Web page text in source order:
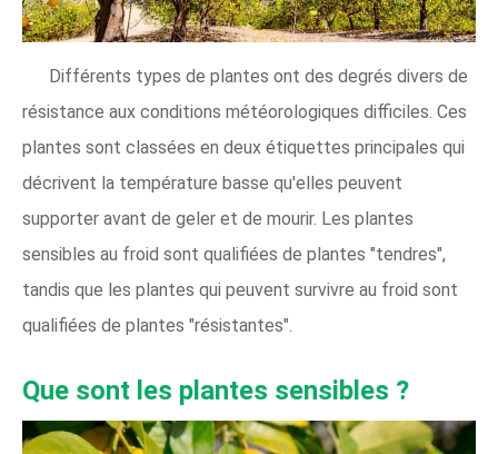
Différents types de plantes ont des degrés divers de
résistance aux conditions météorologiques difficiles. Ces
plantes sont classées en deux étiquettes principales qui
décrivent la température basse qu'elles peuvent
supporter avant de geler et de mourir. Les plantes
sensibles au froid sont qualifiées de plantes "tendres",
tandis que les plantes qui peuvent survivre au froid sont
qualifiées de plantes "résistantes".
Que sont les plantes sensibles ?